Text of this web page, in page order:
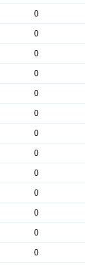
0
0
0
0
0
0
0
0
0
0
0
0
0